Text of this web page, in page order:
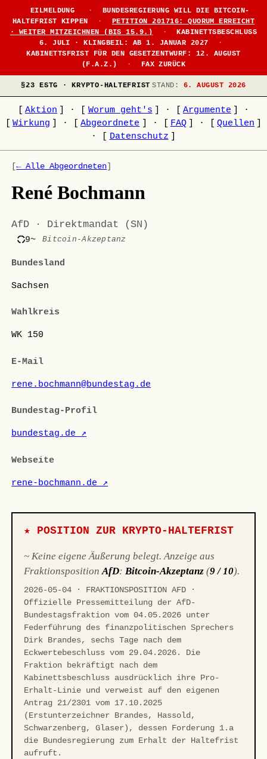
EILMELDUNG ·
BUNDESREGIERUNG WILL DIE BITCOIN-
HALTEFRIST KIPPEN
·
PETITION 201716: QUORUM ERREICHT
· WEITER MITZEICHNEN (BIS 15.9.)
·
KABINETTSBESCHLUSS
6. JULI · KLINGBEIL: AB 1. JANUAR 2027
·
KABINETTSFRIST FÜR DEN GESETZENTWURF: 12. AUGUST
(F.A.Z.)
· FAX ZURÜCK
§23 ESTG · KRYPTO-HALTEFRIST STAND: 6. AUGUST 2026
Aktion · Worum geht's · Argumente
·
Wirkung · Abgeordnete · FAQ · Quellen
·
Datenschutz
[← Alle Abgeordneten]
René Bochmann
AfD · Direktmandat (SN)
9~ Bitcoin-Akzeptanz
Bundesland
Sachsen
Wahlkreis
WK 150
E-Mail
rene.bochmann@bundestag.de
Bundestag-Profil
bundestag.de ↗
Webseite
rene-bochmann.de ↗
★ POSITION ZUR KRYPTO-HALTEFRIST
~ Keine eigene Äußerung belegt. Anzeige aus
FraktionspositionAfD: Bitcoin-Akzeptanz (9 / 10).
2026-05-04 · FRAKTIONSPOSITION AFD ·
Offizielle Pressemitteilung der AfD-
Bundestagsfraktion vom 04.05.2026 unter
Federführung des finanzpolitischen Sprechers
Dirk Brandes, sechs Tage nach dem
Eckwertebeschluss vom 29.04.2026. Die
Fraktion bekräftigt nach dem
Kabinettsbeschluss ausdrücklich ihre Pro-
Erhalt-Linie und verweist auf den eigenen
Antrag 21/2301 vom 17.10.2025
(Erstunterzeichner Brandes, Hassold,
Schwarzenberg, Glaser), dessen Forderung 1.a
die Bundesregierung zum Erhalt der Haltefrist
aufruft.